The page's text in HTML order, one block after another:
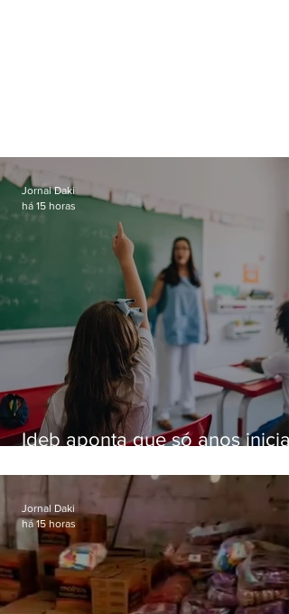
Ideb aponta que só anos
educação
Jornal Daki
há 15 horas
Jornal Daki
há 15 horas